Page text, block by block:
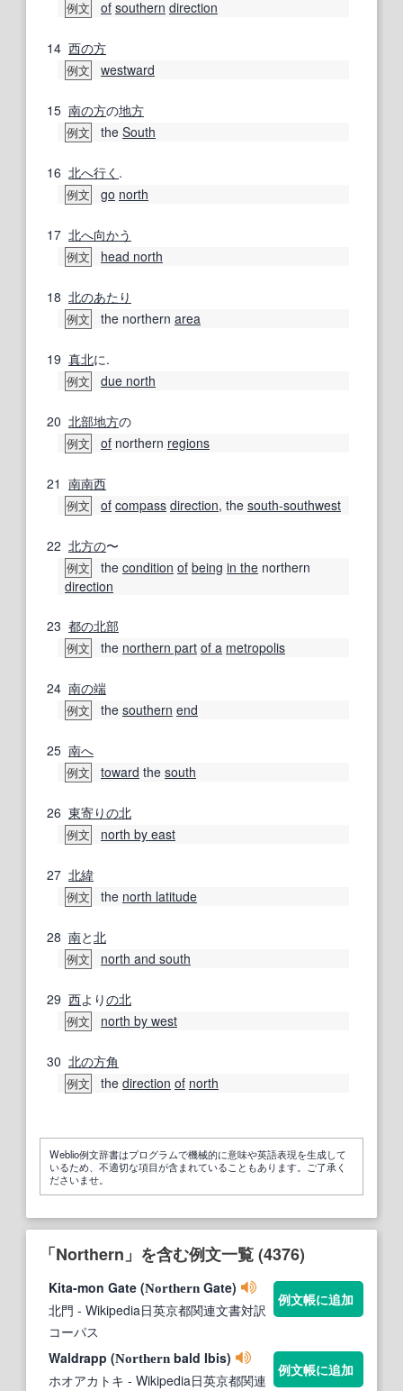
例文 of southern direction
14 西の方
例文 westward
15 南の方の地方
例文 the South
16 北へ行く .
例文 go north
17 北へ向かう
例文 head north
18 北のあたり
例文 the northern area
19 真北に.
例文 due north
20 北部地方の
例文 of northern regions
21 南南西
例文 of compass direction, the south-southwest
22 北方の〜
例文 the condition of being in the northern
direction
23 都の北部
例文 the northern part of a metropolis
24 南の端
例文 the southern end
25 南へ
例文 toward the south
26 東寄りの北
例文 north by east
27 北緯
例文 the north latitude
28 南と北
例文 north and south
29 西よりの北
例文 north by west
30 北の方角
例文 the direction of north
Weblio例文辞書はプログラムで機械的に意味や英語表現を生成して
いるため、不適切な項目が含まれていることもあります。ご了承く
ださいませ。
「Northern」を含む例文一覧 (4376)
Kita-mon Gate (Northern Gate)
北門 - Wikipedia日英京都関連文書対訳
コーパス
例文帳に追加
Waldrapp (Northern bald Ibis)
ホオアカトキ - Wikipedia日英京都関連
例文帳に追加